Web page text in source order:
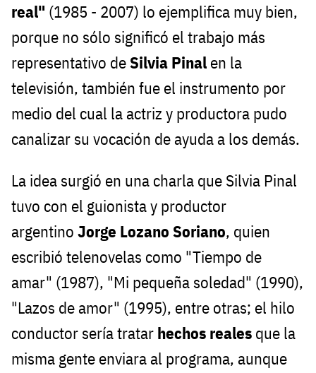
real" (1985 - 2007) lo ejemplifica muy bien,
porque no sólo significó el trabajo más
representativo deSilvia Pinal en la
televisión, también fue el instrumento por
medio del cual la actriz y productora pudo
canalizar su vocación de ayuda a los demás.
La idea surgió en una charla que Silvia Pinal
tuvo con el guionista y productor
argentino Jorge Lozano Soriano, quien
escribió telenovelas como "Tiempo de
amar" (1987), "Mi pequeña soledad" (1990),
"Lazos de amor" (1995), entre otras; el hilo
conductor sería tratar hechos reales que la
misma gente enviara al programa, aunque